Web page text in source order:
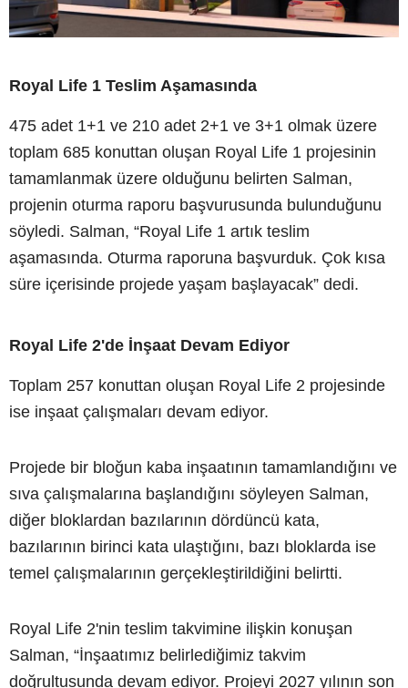
Royal Life 1 Teslim Aşamasında
475 adet 1+1 ve 210 adet 2+1 ve 3+1 olmak üzere
toplam 685 konuttan oluşan Royal Life 1 projesinin
tamamlanmak üzere olduğunu belirten Salman,
projenin oturma raporu başvurusunda bulunduğunu
söyledi. Salman, “Royal Life 1 artık teslim
aşamasında. Oturma raporuna başvurduk. Çok kısa
süre içerisinde projede yaşam başlayacak” dedi.
Royal Life 2'de İnşaat Devam Ediyor
Toplam 257 konuttan oluşan Royal Life 2 projesinde
ise inşaat çalışmaları devam ediyor.
Projede bir bloğun kaba inşaatının tamamlandığını ve
sıva çalışmalarına başlandığını söyleyen Salman,
diğer bloklardan bazılarının dördüncü kata,
bazılarının birinci kata ulaştığını, bazı bloklarda ise
temel çalışmalarının gerçekleştirildiğini belirtti.
Royal Life 2'nin teslim takvimine ilişkin konuşan
Salman, “İnşaatımız belirlediğimiz takvim
doğrultusunda devam ediyor. Projeyi 2027 yılının son